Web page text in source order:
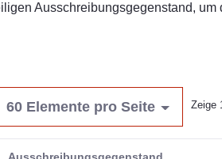
Ausschreibungsgegenstand,
60 Elemente pro Seite Zeige